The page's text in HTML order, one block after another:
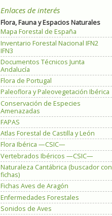
Enlaces de interés
Flora, Fauna y Espacios Naturales
Mapa Forestal de España
Inventario Forestal Nacional IFN2
IFN3
Documentos Técnicos Junta
Andalucía
Flora de Portugal
Paleoflora y Paleovegetación Ibérica
Conservación de Especies
Amenazadas
FAPAS
Atlas Forestal de Castilla y León
Flora Ibérica —CSIC—
Vertebrados Ibéricos —CSIC—
Naturaleza Cantábrica (buscador con
fichas)
Fichas Aves de Aragón
Enfermedades Forestales
Sonidos de Aves